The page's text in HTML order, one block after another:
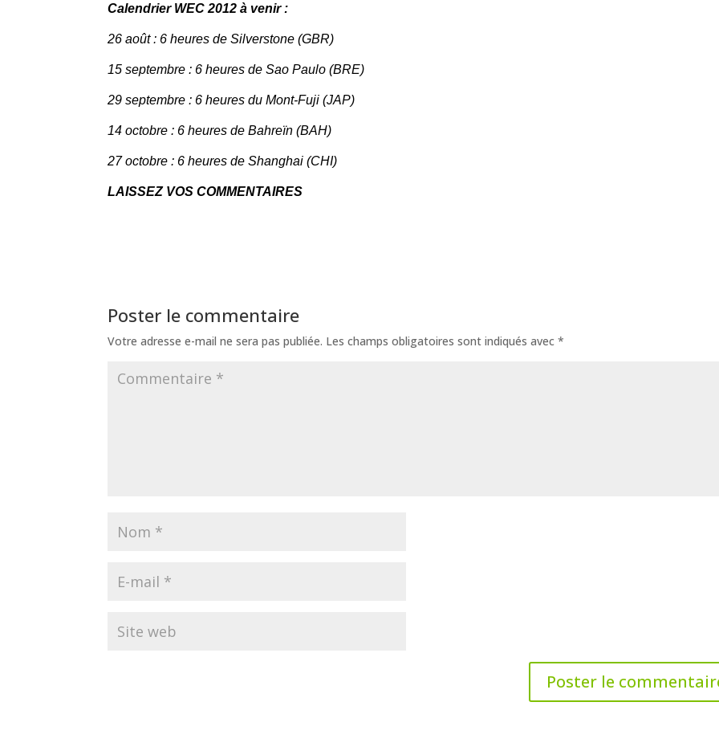
Calendrier WEC 2012 à venir :
26 août : 6 heures de Silverstone (GBR)
15 septembre : 6 heures de Sao Paulo (BRE)
29 septembre : 6 heures du Mont-Fuji (JAP)
14 octobre : 6 heures de Bahreïn (BAH)
27 octobre : 6 heures de Shanghai (CHI)
LAISSEZ VOS COMMENTAIRES
Poster le commentaire
Votre adresse e-mail ne sera pas publiée. Les champs obligatoires sont indiqués avec*